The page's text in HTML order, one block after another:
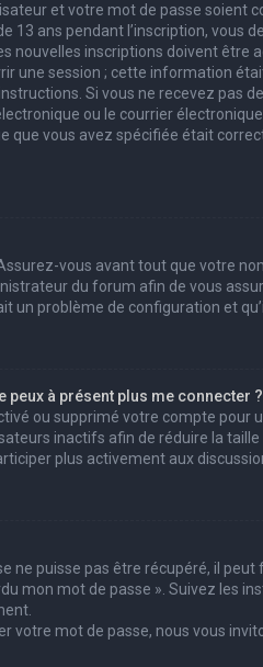
et votre mot de passe soient
13 ans pendant l’inscription, vous
nouvelles inscriptions doivent être
une session ; cette information
Si vous ne recevez pas
ou le courrier
que vous avez spécifiée était
vous avant tout que votre
du forum afin de vous
un problème de configuration et
peux à présent plus me connecter
ou supprimé votre compte pour
inactifs afin de réduire la taille
plus activement aux
ne puisse pas être récupéré, il
mon mot de passe ». Suivez les
votre mot de passe, nous vous